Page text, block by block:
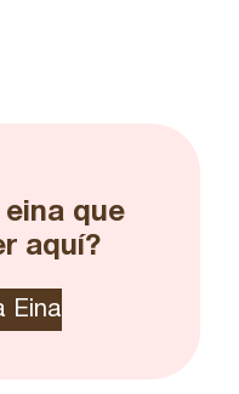
eina que
aquí?
Eina